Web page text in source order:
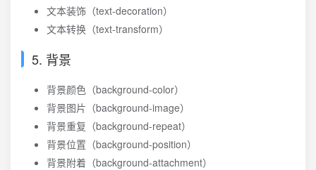
文本装饰（text-decoration）
文本转换（text-transform）
5. 背景
背景颜色（background-color）
背景图片（background-image）
背景重复（background-repeat）
背景位置（background-position）
背景附着（background-attachment）